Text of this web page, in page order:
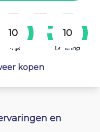
10
Prijs
10
Levering
kopen
en